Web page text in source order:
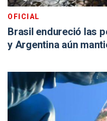
OFICIAL
Brasil endureció las
y Argentina aún